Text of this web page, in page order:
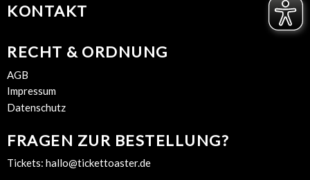
KONTAKT
RECHT & ORDNUNG
AGB
Impressum
Datenschutz
FRAGEN ZUR BESTELLUNG?
Tickets: hallo@tickettoaster.de